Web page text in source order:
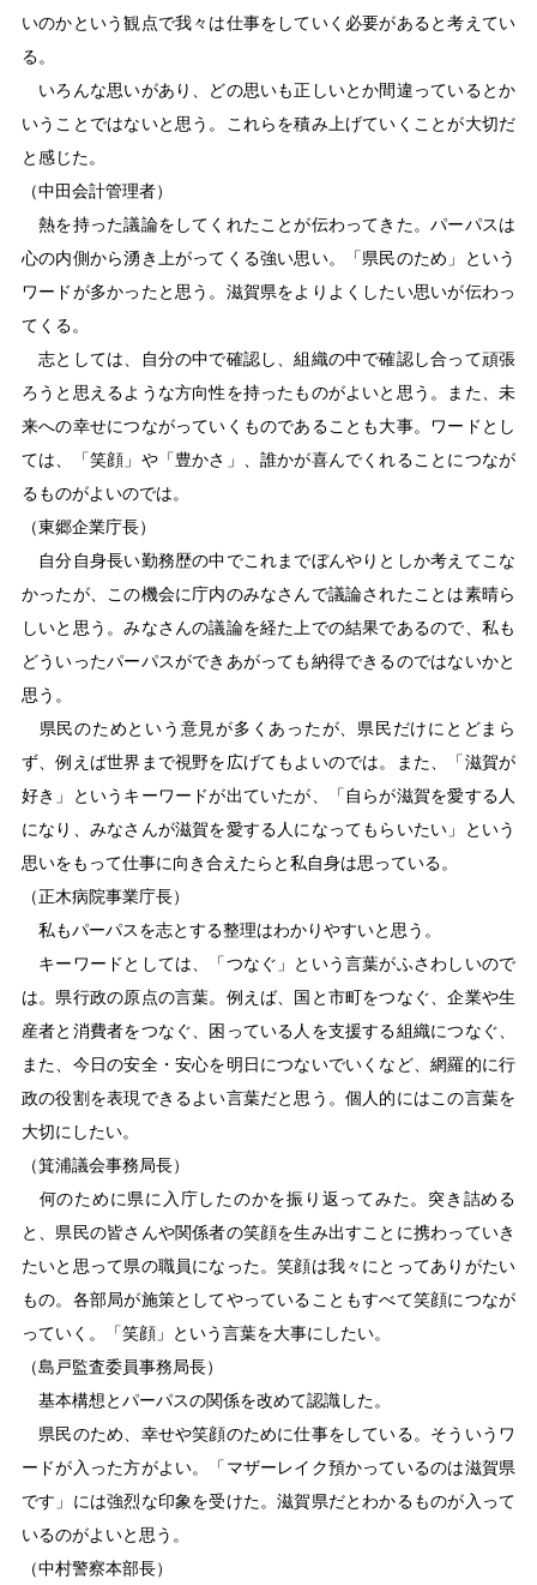
いのかという観点で我々は仕事をしていく必要があると考えてい
る。
いろんな思いがあり、どの思いも正しいとか間違っているとか
いうことではないと思う。これらを積み上げていくことが大切だ
と感じた。
（中田会計管理者）
熱を持った議論をしてくれたことが伝わってきた。パーパスは
心の内側から湧き上がってくる強い思い。「県民のため」という
ワードが多かったと思う。滋賀県をよりよくしたい思いが伝わっ
てくる。
志としては、自分の中で確認し、組織の中で確認し合って頑張
ろうと思えるような方向性を持ったものがよいと思う。また、未
来への幸せにつながっていくものであることも大事。ワードとし
ては、「笑顔」や「豊かさ」、誰かが喜んでくれることにつなが
るものがよいのでは。
（東郷企業庁長）
自分自身長い勤務歴の中でこれまでぼんやりとしか考えてこな
かったが、この機会に庁内のみなさんで議論されたことは素晴ら
しいと思う。みなさんの議論を経た上での結果であるので、私も
どういったパーパスができあがっても納得できるのではないかと
思う。
県民のためという意見が多くあったが、県民だけにとどまら
ず、例えば世界まで視野を広げてもよいのでは。また、「滋賀が
好き」というキーワードが出ていたが、「自らが滋賀を愛する人
になり、みなさんが滋賀を愛する人になってもらいたい」という
思いをもって仕事に向き合えたらと私自身は思っている。
（正木病院事業庁長）
私もパーパスを志とする整理はわかりやすいと思う。
キーワードとしては、「つなぐ」という言葉がふさわしいので
は。県行政の原点の言葉。例えば、国と市町をつなぐ、企業や生
産者と消費者をつなぐ、困っている人を支援する組織につなぐ、
また、今日の安全・安心を明日につないでいくなど、網羅的に行
政の役割を表現できるよい言葉だと思う。個人的にはこの言葉を
大切にしたい。
（箕浦議会事務局長）
何のために県に入庁したのかを振り返ってみた。突き詰める
と、県民の皆さんや関係者の笑顔を生み出すことに携わっていき
たいと思って県の職員になった。笑顔は我々にとってありがたい
もの。各部局が施策としてやっていることもすべて笑顔につなが
っていく。「笑顔」という言葉を大事にしたい。
（島戸監査委員事務局長）
基本構想とパーパスの関係を改めて認識した。
県民のため、幸せや笑顔のために仕事をしている。そういうワ
ードが入った方がよい。「マザーレイク預かっているのは滋賀県
です」には強烈な印象を受けた。滋賀県だとわかるものが入って
いるのがよいと思う。
（中村警察本部長）